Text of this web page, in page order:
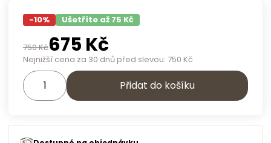
-10% Ušetříte až 75 Kč
750Kč675 Kč
Nejnižší cena za 30 dnů před slevou: 750 Kč
Přidat do košíku